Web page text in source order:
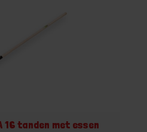
16 tanden met essen